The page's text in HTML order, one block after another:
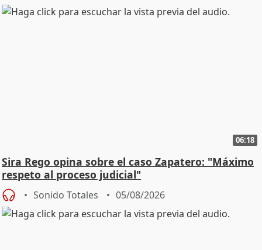
06:18
Sira Rego opina sobre el caso Zapatero: "Máximo
respeto al proceso judicial"
Sonido Totales 05/08/2026